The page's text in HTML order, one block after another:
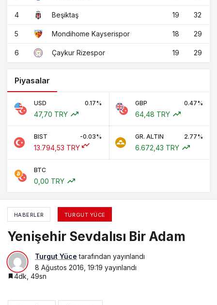
4 Beşiktaş 19 32
5 Mondihome Kayserispor 18 29
6 Çaykur Rizespor 19 29
Piyasalar
USD 0.17%
47,70 TRY
GBP 0.47%
64,48 TRY
BIST -0.03%
13.794,53 TRY
GR. ALTIN 2.77%
6.672,43 TRY
BTC
0,00 TRY
HABERLER TURGUT YÜCE
Yenişehir Sevdalısı Bir Adam
Turgut Yüce tarafından yayınlandı
8 Ağustos 2016, 19:19 yayınlandı
4dk, 49sn